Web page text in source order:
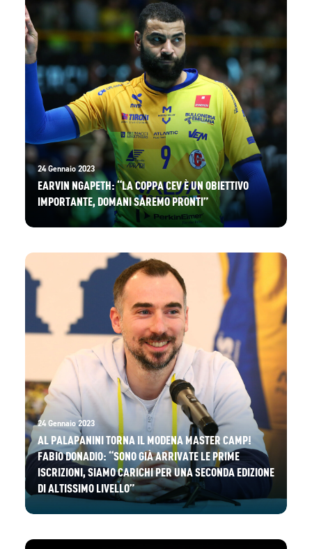
24 Gennaio 2023
EARVIN NGAPETH: “LA COPPA CEV È UN OBIETTIVO
IMPORTANTE, DOMANI SAREMO PRONTI”
24 Gennaio 2023
AL PALAPANINI TORNA IL MODENA MASTER CAMP!
FABIO DONADIO: “SONO GIÀ ARRIVATE LE PRIME
ISCRIZIONI, SIAMO CARICHI PER UNA SECONDA EDIZIONE
DI ALTISSIMO LIVELLO”